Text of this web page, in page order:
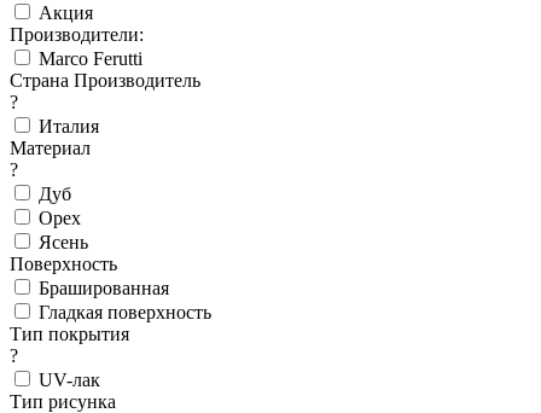
Акция
Производители:
Marco Ferutti
Страна Производитель
?
Италия
Материал
?
Дуб
Орех
Ясень
Поверхность
Брашированная
Гладкая поверхность
Тип покрытия
?
UV-лак
Тип рисунка